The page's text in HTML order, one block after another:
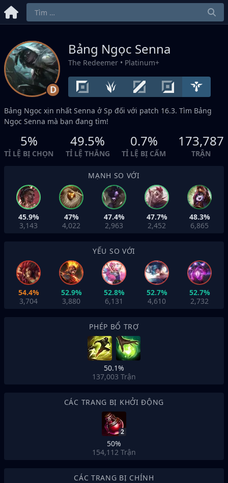
D
Bảng Ngọc Senna
The Redeemer • Platinum+
Bảng Ngọc xịn nhất Senna ở Sp đối với patch 16.3. Tìm Bảng
Ngọc Senna mà bạn đang tìm!
5%
TỈ LỆ BỊ CHỌN
49.5%
TỈ LỆ THẮNG
0.7%
TỈ LỆ BỊ CẤM
173,787
TRẬN
MẠNH SO VỚI
45.9%
3,143
47%
4,022
47.4%
2,963
47.7%
2,452
48.3%
6,865
YẾU SO VỚI
54.4%
3,704
52.9%
3,880
52.8%
6,131
52.7%
4,610
52.7%
2,732
PHÉP BỔ TRỢ
50.1%
137,003 Trận
CÁC TRANG BỊ KHỞI ĐỘNG
2
50%
154,112 Trận
CÁC TRANG BỊ CHÍNH